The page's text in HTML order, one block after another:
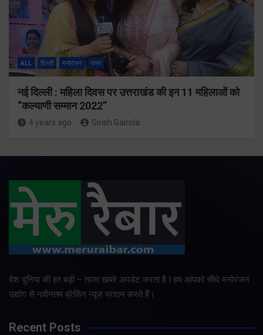
ALL दिल्ली मनोरंजन राज्य
नई दिल्ली : महिला दिवस पर उत्तराखंड की इन 11 महिलाओं को
“कल्याणी सम्मान 2022”
4 years ago Girish Gairola
देश दुनिया की हर बड़ी – ताजा खबरे अपडेट करता है | हम आपको सीधे मनोरंजन
उद्योग से नवीनतम ब्रेकिंग न्यूज प्रदान करते हैं।
Recent Posts